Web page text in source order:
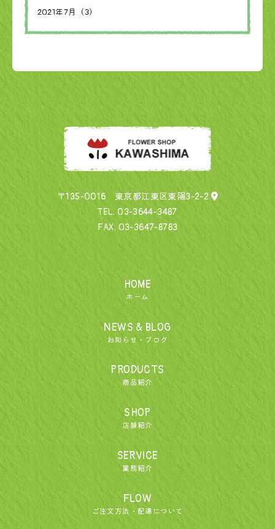
2021年7月（3）
〒135-0016 東京都江東区東陽3-2-2
TEL.03-3644-3487
FAX. 03-3647-8783
HOME
ホーム
NEWS & BLOG
お知らせ・ブログ
PRODUCTS
商品紹介
SHOP
店舗紹介
SERVICE
業務紹介
FLOW
ご注文方法・配達について